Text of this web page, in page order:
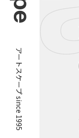
アートスケープ since 1995